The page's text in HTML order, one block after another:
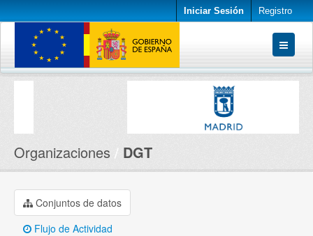
Iniciar Sesión Registro
Conjuntos de datos
Organizaciones DGT
Conjuntos de datos
Flujo de Actividad